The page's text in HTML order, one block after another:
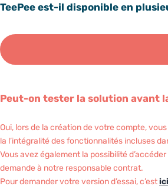
TeePee est-il disponible en
Peut-on tester la solution avant
Oui, lors de la création de votre compte,
la l’intégralité des fonctionnalités incluses
Vous avez également la possibilité
demande à notre responsable contrat.
Pour demander votre version d’essai, c’estici